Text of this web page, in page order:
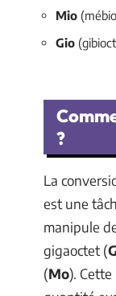
Mio
Gio
?
La
est une
manipule
gigaoctet (
(Mo).